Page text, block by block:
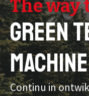
The way
Green
Continu in